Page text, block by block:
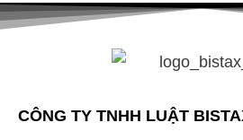
CÔNG TY TNHH LUẬT